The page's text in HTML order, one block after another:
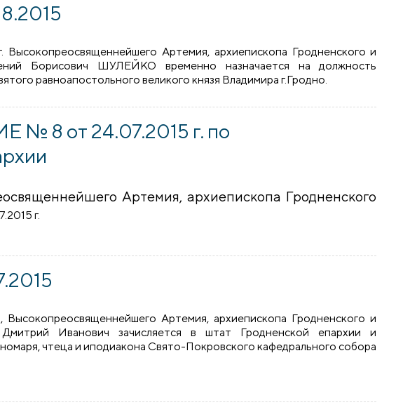
Артемия, архиепископа Гродненского и
Борисович ШУЛЕЙКО временно назначается на должность
равноапостольного великого князя Владимира г.Гродно.
8 от 24.07.2015 г. по
Артемия, архиепископа Гродненского
г.
Артемия, архиепископа Гродненского и
Иванович зачисляется в штат Гродненской епархии и
чтеца и иподиакона Свято-Покровского кафедрального собора